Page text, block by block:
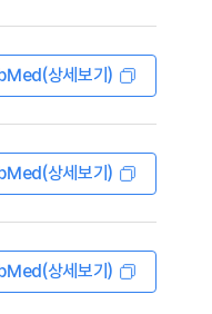
상세보기)
상세보기)
상세보기)